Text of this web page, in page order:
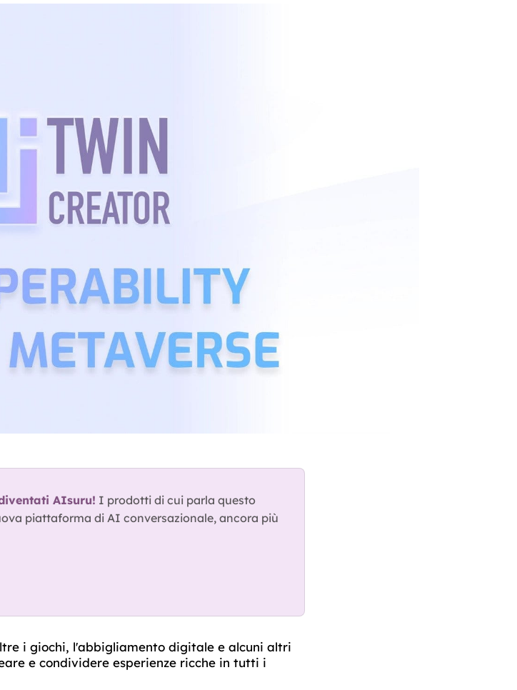
AIsuru! I prodotti di cui parla questo
piattaforma di AI conversazionale, ancora più
i giochi, l'abbigliamento digitale e alcuni altri
e condividere esperienze ricche in tutti i